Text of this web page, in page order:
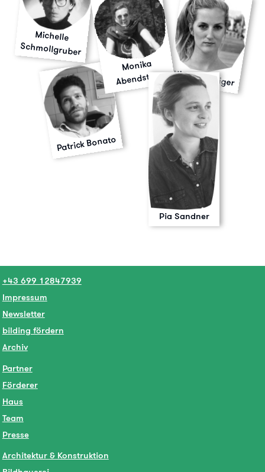
Michelle
Schmollgruber
Monika
Abendstein Nicole Weniger
Patrick Bonato
Pia Sandner
+43 699 12847939
Impressum
Newsletter
bilding fördern
Archiv
Partner
Förderer
Haus
Team
Presse
Architektur & Konstruktion